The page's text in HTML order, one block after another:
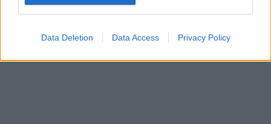
Data Deletion Data Access Privacy Policy